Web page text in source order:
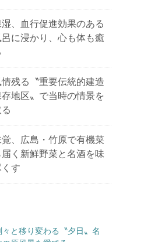
、血行促進効果のある
に浸かり、心も体も癒
残る〝重要伝統的建造
地区〟で当時の情景を
、広島・竹原で有機菜
届く新鮮野菜と名酒を味
す
と移り変わる〝夕日〟名